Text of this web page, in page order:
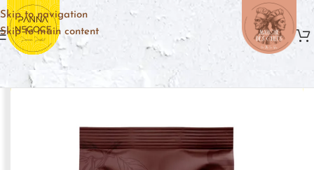
Skip to navigation
Skip to main content